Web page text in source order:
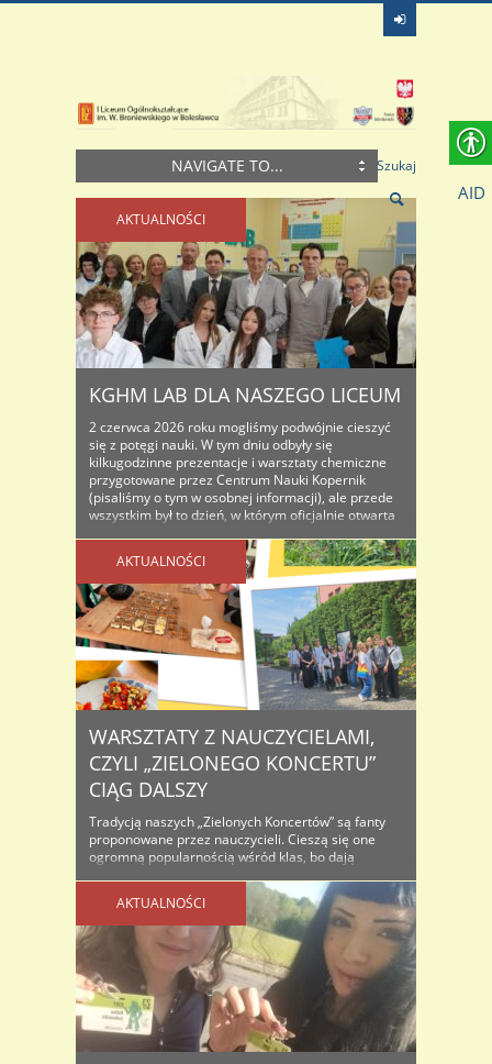
NAVIGATE TO... Szukaj
AKTUALNOŚCI
KGHM LAB DLA NASZEGO LICEUM
2 czerwca 2026 roku mogliśmy podwójnie cieszyć
się z potęgi nauki. W tym dniu odbyły się
kilkugodzinne prezentacje i warsztaty chemiczne
przygotowane przez Centrum Nauki Kopernik
(pisaliśmy o tym w osobnej informacji), ale przede
wszystkim był to dzień, w którym oficjalnie otwarta
doposażona ze środków programu KGHM LAB
niebagatelną kwotą ..
AKTUALNOŚCI
WARSZTATY Z NAUCZYCIELAMI,
CZYLI „ZIELONEGO KONCERTU”
CIĄG DALSZY
Tradycją naszych „Zielonych Koncertów” są fanty
proponowane przez nauczycieli. Cieszą się one
ogromną popularnością wśród klas, bo dają
ale przede wszystkim mają cel charytatywny. A że
różnorodność tych wspólnych zajęć/warsztatów
jest niezwykle atrakcyjna – to tu czasami odbywa
się „prawdziwa bitwa”. Wygrać można naukę tańca,
gry na gitarze, zajęcia ..
AKTUALNOŚCI
AID